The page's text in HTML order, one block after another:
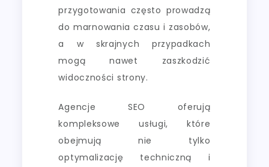
przygotowania często prowadzą
do marnowania czasu i zasobów,
a w skrajnych przypadkach
mogą nawet zaszkodzić
widoczności strony.
Agencje SEO oferują
kompleksowe usługi, które
obejmują nie tylko
optymalizację techniczną i